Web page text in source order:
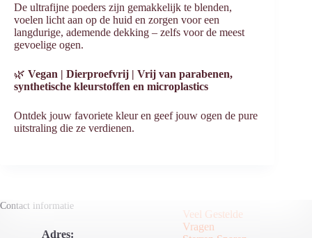
De ultrafijne poeders zijn gemakkelijk te blenden,
voelen licht aan op de huid en zorgen voor een
langdurige, ademende dekking – zelfs voor de meest
gevoelige ogen.
🌿 Vegan | Dierproefvrij | Vrij van parabenen,
synthetische kleurstoffen en microplastics
Ontdek jouw favoriete kleur en geef jouw ogen de pure
uitstraling die ze verdienen.
Contact informatie
Adres:
Veel Gestelde
Vragen